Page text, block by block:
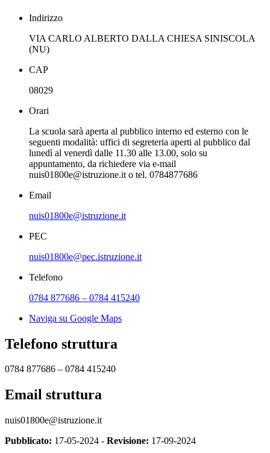
Indirizzo
VIA CARLO ALBERTO DALLA CHIESA SINISCOLA
(NU)
CAP
08029
Orari
La scuola sarà aperta al pubblico interno ed esterno con le
seguenti modalità: uffici di segreteria aperti al pubblico dal
lunedì al venerdì dalle 11.30 alle 13.00, solo su
appuntamento, da richiedere via e-mail
nuis01800e@istruzione.it o tel. 0784877686
Email
nuis01800e@istruzione.it
PEC
nuis01800e@pec.istruzione.it
Telefono
0784 877686 – 0784 415240
Naviga su Google Maps
Telefono struttura
0784 877686 – 0784 415240
Email struttura
nuis01800e@istruzione.it
Pubblicato: 17-05-2024 - Revisione: 17-09-2024